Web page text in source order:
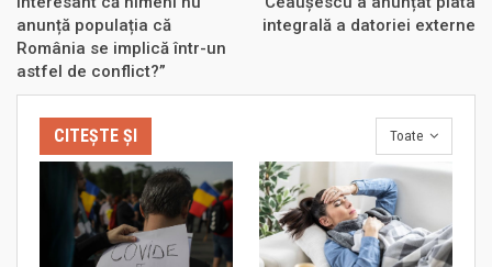
anunță populația că
România se implică într-un
astfel de conflict?”
integrală a datoriei externe
Toate
CITEȘTE ȘI